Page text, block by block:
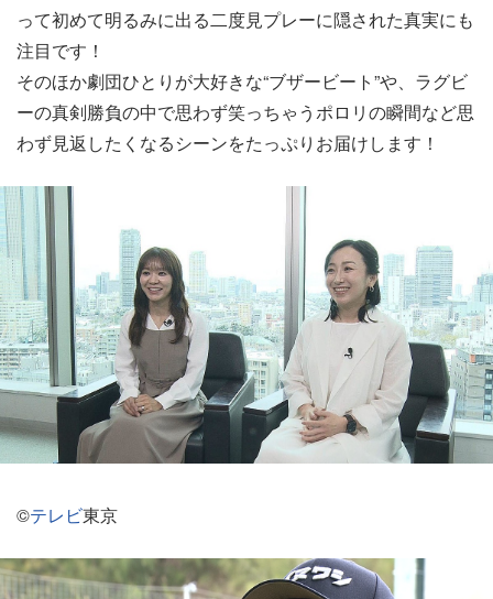
って初めて明るみに出る二度見プレーに隠された真実にも
注目です！
そのほか劇団ひとりが大好きな“ブザービート”や、ラグビ
ーの真剣勝負の中で思わず笑っちゃうポロリの瞬間など思
わず見返したくなるシーンをたっぷりお届けします！
©テレビ東京